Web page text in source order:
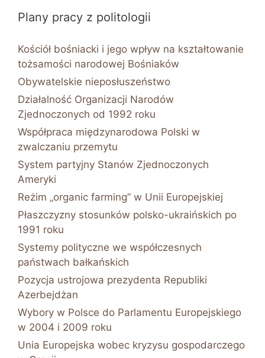
Plany pracy z politologii
Kościół bośniacki i jego wpływ na kształtowanie
tożsamości narodowej Bośniaków
Obywatelskie nieposłuszeństwo
Działalność Organizacji Narodów
Zjednoczonych od 1992 roku
Współpraca międzynarodowa Polski w
zwalczaniu przemytu
System partyjny Stanów Zjednoczonych
Ameryki
Reżim „organic farming” w Unii Europejskiej
Płaszczyzny stosunków polsko-ukraińskich po
1991 roku
Systemy polityczne we współczesnych
państwach bałkańskich
Pozycja ustrojowa prezydenta Republiki
Azerbejdżan
Wybory w Polsce do Parlamentu Europejskiego
w 2004 i 2009 roku
Unia Europejska wobec kryzysu gospodarczego